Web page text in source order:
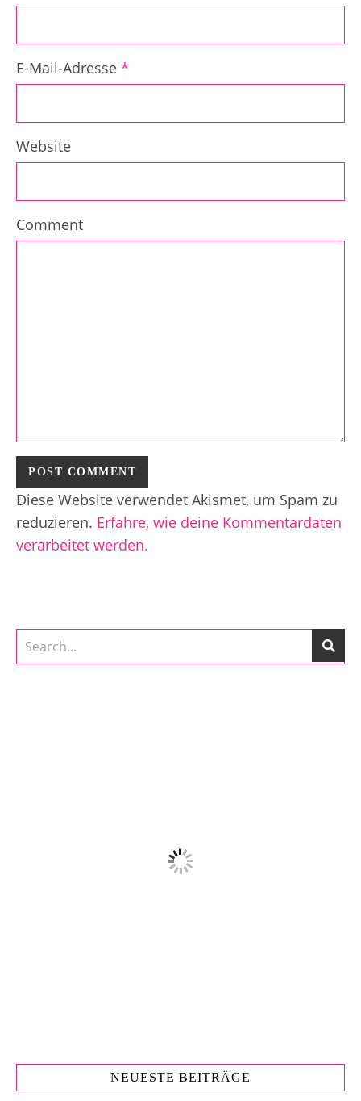
E-Mail-Adresse *
Website
Comment
Diese Website verwendet Akismet, um Spam zu
reduzieren. Erfahre, wie deine Kommentardaten
verarbeitet werden.
NEUESTE BEITRÄGE